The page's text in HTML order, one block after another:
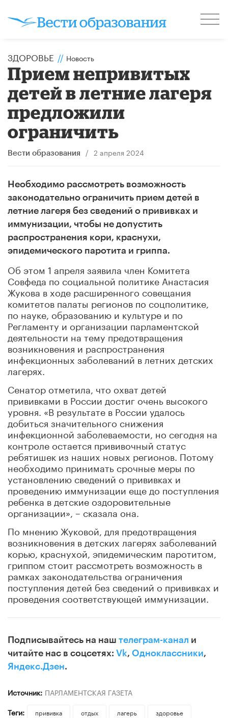
ЗДОРОВЬЕ // Новость
Прием непривитых
детей в летние лагеря
предложили
ограничить
Вести образования / 2 апреля 2024
Необходимо рассмотреть возможность
законодательно ограничить прием детей в
летние лагеря без сведений о прививках и
иммунизации, чтобы не допустить
распространения кори, краснухи,
эпидемического паротита и гриппа.
Об этом 1 апреля заявила член Комитета
Совфеда по социальной политике Анастасия
Жукова в ходе расширенного совещания
комитетов палаты регионов по соцполитике,
по науке, образованию и культуре и по
Регламенту и организации парламентской
деятельности на тему предотвращения
возникновения и распространения
инфекционных заболеваний в летних детских
лагерях.
Сенатор отметила, что охват детей
прививками в России достиг очень высокого
уровня. «В результате в России удалось
добиться значительного снижения
инфекционной заболеваемости, но сегодня на
контроле остается прививочный статус
ребятишек из наших новых регионов. Потому
необходимо принимать срочные меры по
установлению сведений о прививках и
проведению иммунизации еще до поступления
ребенка в детские оздоровительные
организации», – сказала она.
По мнению Жуковой, для предотвращения
возникновения в детских лагерях заболеваний
корью, краснухой, эпидемическим паротитом,
гриппом стоит рассмотреть возможность в
рамках законодательства ограничения
поступления детей без сведений о прививках и
проведения соответствующей иммунизации.
Подписывайтесь на наш телеграм-канал и
читайте нас в соцсетях: Vk, Одноклассники,
Яндекс.Дзен.
Источник: ПАРЛАМЕНТСКАЯ ГАЗЕТА
Теги:
прививка отдых лагерь
здоровье